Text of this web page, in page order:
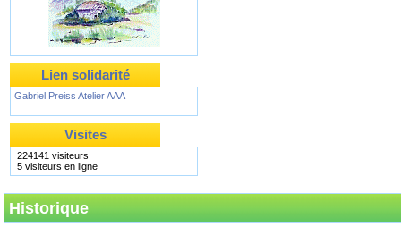
Lien solidarité
Gabriel Preiss Atelier AAA
Visites
224141 visiteurs
5 visiteurs en ligne
Historique